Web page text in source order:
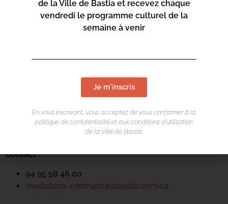
Place du Théatre
Rue Favalelli
Contact :
04 95 58 46 00
mediateca-centrucita@bastia.corsica
de la Ville de Bastia et recevez chaque
vendredi le programme culturel de la
semaine à venir
Je m'inscris
En vous inscrivant, vous acceptez de vous conformer à la
politique de confidentialité et aux conditions d’utilisation
de la Ville de Bastia.